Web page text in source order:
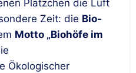
Plätzchen die Luft
Zeit: die Bio-
Motto „Biohöfe im
Ökologischer